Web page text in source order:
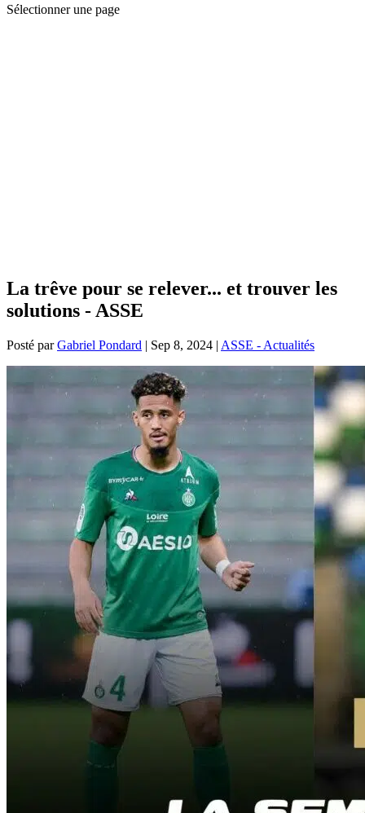
Sélectionner une page
La trêve pour se relever... et trouver les
solutions - ASSE
Posté parGabriel Pondard | Sep 8, 2024 | ASSE - Actualités